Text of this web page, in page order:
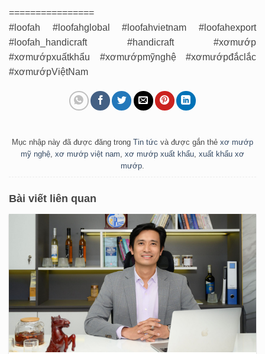
================
#loofah #loofahglobal #loofahvietnam #loofahexport
#loofah_handicraft #handicraft #xơmướp
#xơmướpxuấtkhẩu #xơmướpmỹnghệ #xơmướpđắclắc
#xơmướpViệtNam
Mục nhập này đã được đăng trong Tin tức và được gắn thẻ xơ mướp
mỹ nghệ xơ mướp việt nam xơ mướp xuất khẩu xuất khẩu xơ
mướp
Bài viết liên quan